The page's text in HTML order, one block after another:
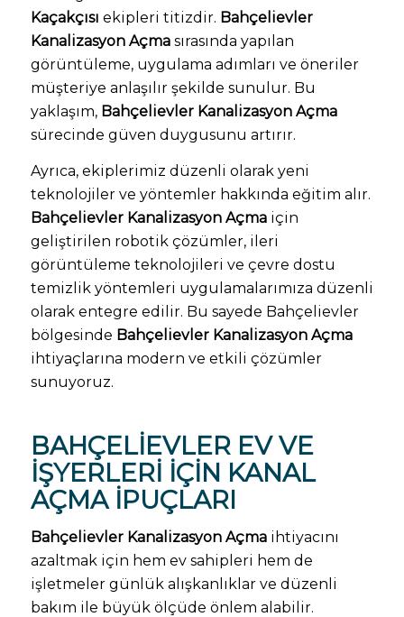
Kaçakçısı ekipleri titizdir. Bahçelievler
Kanalizasyon Açmasırasında yapılan
görüntüleme, uygulama adımları ve öneriler
müşteriye anlaşılır şekilde sunulur. Bu
yaklaşım, Bahçelievler Kanalizasyon Açma
sürecinde güven duygusunu artırır.
Ayrıca, ekiplerimiz düzenli olarak yeni
teknolojiler ve yöntemler hakkında eğitim alır.
Bahçelievler Kanalizasyon Açmaiçin
geliştirilen robotik çözümler, ileri
görüntüleme teknolojileri ve çevre dostu
temizlik yöntemleri uygulamalarımıza düzenli
olarak entegre edilir. Bu sayede Bahçelievler
bölgesinde Bahçelievler Kanalizasyon Açma
ihtiyaçlarına modern ve etkili çözümler
sunuyoruz.
BAHÇELIEVLER EV VE
IŞYERLERI IÇIN KANAL
AÇMA IPUÇLARI
Bahçelievler Kanalizasyon Açmaihtiyacını
azaltmak için hem ev sahipleri hem de
işletmeler günlük alışkanlıklar ve düzenli
bakım ile büyük ölçüde önlem alabilir.